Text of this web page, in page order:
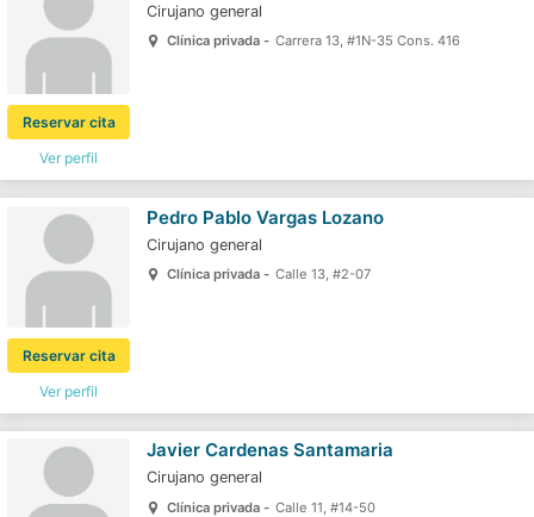
Ver perfil
Reservar cita
Cirujano general
Clínica privada - Carrera 13, #1N-35 Cons. 416
Ver perfil
Reservar cita
Pedro Pablo Vargas Lozano
Cirujano general
Clínica privada - Calle 13, #2-07
Javier Cardenas Santamaria
Cirujano general
Clínica privada - Calle 11, #14-50